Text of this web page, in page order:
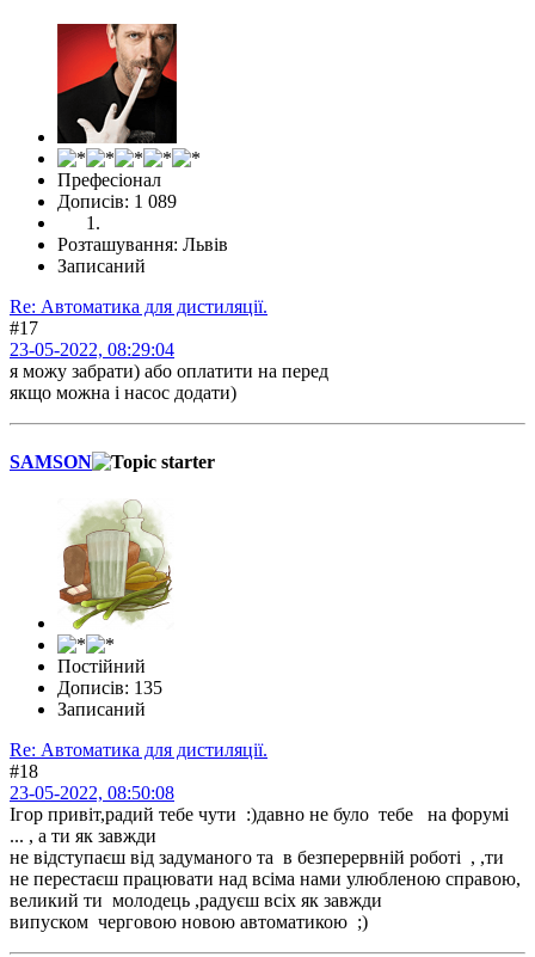
Префесіонал
Дописів: 1 089
Розташування: Львів
Записаний
Re: Автоматика для дистиляції.
#17
23-05-2022, 08:29:04
я можу забрати) або оплатити на перед
якщо можна і насос додати)
SAMSON
Постійний
Дописів: 135
Записаний
Re: Автоматика для дистиляції.
#18
23-05-2022, 08:50:08
Ігор привіт,радий тебе чути :)давно не було тебе на форумі
... , а ти як завжди
не відступаєш від задуманого та в безперервній роботі , ,ти
не перестаєш працювати над всіма нами улюбленою справою,
великий ти молодець ,радуєш всіх як завжди
випуском черговою новою автоматикою ;)